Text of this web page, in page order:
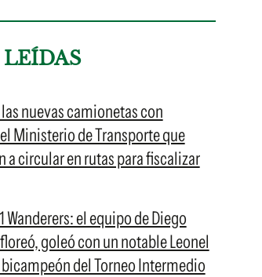
nuevas camionetas con
Ministerio de Transporte que
a circular en rutas para fiscalizar
Wanderers: el equipo de Diego
goleó con un notable Leonel
bicampeón del Torneo Intermedio